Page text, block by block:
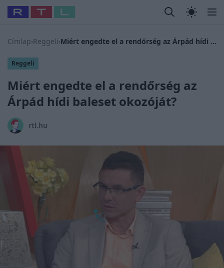
Legfrissebb RTL Híradó Randi Celeb
Babits Marcella Most Wanted #Gallusz
Címlap›Reggeli› Miért engedte el a rendőrség az Árpád hídi baleset okozóját?
Reggeli
Miért engedte el a rendőrség az
Árpád hídi baleset okozóját?
rtl.hu